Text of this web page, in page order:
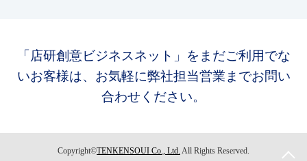
「店研創意ビジネスネット」をまだご利用でな
いお客様は、お気軽に弊社担当営業までお問い
合わせください。
Copyright©TENKENSOUI Co., Ltd. All Rights Reserved.